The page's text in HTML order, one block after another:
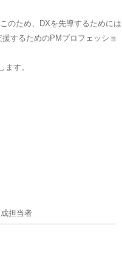
のため、DXを先導するためには
するためのPMプロフェッショ
す。
担当者